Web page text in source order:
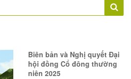
Biên bản và Nghị quyết Đại
hội đồng Cổ đông thường
niên 2025